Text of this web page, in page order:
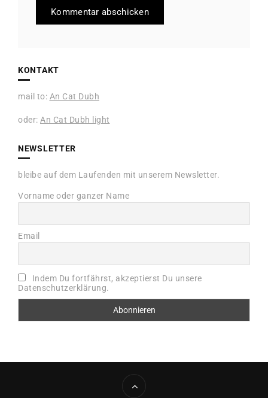
KONTAKT
mail to: An Cat Dubh
oder: An Cat Dubh light
NEWSLETTER
bleibe auf dem Laufenden mit unserem Newsletter.
Vorname oder ganzer Name
Email
Indem Du fortfährst, akzeptierst Du unsere
Datenschutzerklärung.